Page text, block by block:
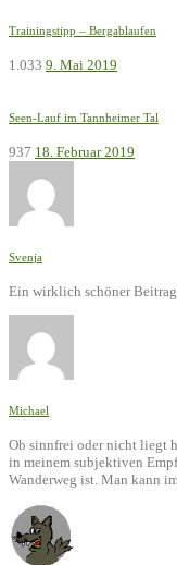
Trainingstipp – Bergablaufen
1.033 9. Mai 2019
Seen-Lauf im Tannheimer Tal
937 18. Februar 2019
Svenja
Ein wirklich schöner
Michael
Ob sinnfrei oder nicht liegt
in meinem subjektiven
Wanderweg ist. Man kann